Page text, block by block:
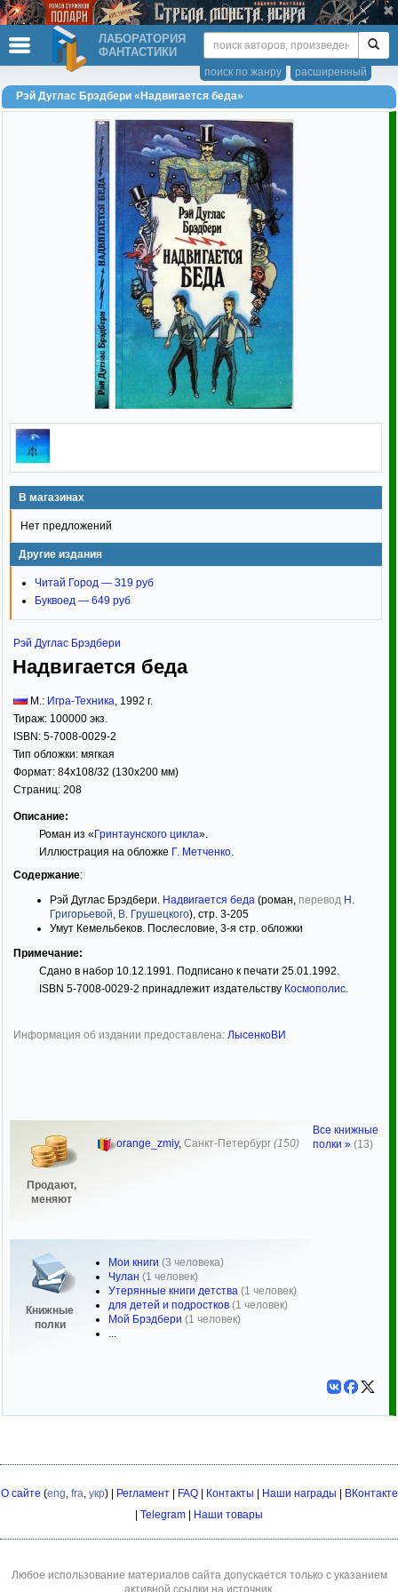
ЛАБОРАТОРИЯ
ФАНТАСТИКИ
расширенный
поиск по жанру
Рэй Дуглас Брэдбери «Надвигается беда»
В магазинах
Нет предложений
Другие издания
Читай Город — 319 руб
Буквоед — 649 руб
Рэй Дуглас Брэдбери
Надвигается беда
М.: Игра-Техника, 1992 г.
Тираж: 100000 экз.
ISBN: 5-7008-0029-2
Тип обложки: мягкая
Формат: 84x108/32 (130x200 мм)
Страниц: 208
Описание:
Роман из « Гринтаунского цикла».
Иллюстрация на обложке Г. Метченко.
Содержание:
Рэй Дуглас Брэдбери. Надвигается беда (роман, перевод Н.
Григорьевой, В. Грушецкого), стр. 3-205
Умут Кемельбеков. Послесловие, 3-я стр. обложки
Примечание:
Сдано в набор 10.12.1991. Подписано к печати 25.01.1992.
ISBN 5-7008-0029-2 принадлежит издательству Космополис.
Информация об издании предоставлена: ЛысенкоВИ
Продают,
меняют
orange_zmiy, Санкт-Петербург (150)
Книжные
полки
Мои книги (3 человека)
Чулан (1 человек)
Утерянные книги детства (1 человек)
для детей и подростков (1 человек)
Мой Брэдбери (1 человек)
...
Все книжные
полки » (13)
О сайте (eng, fra, укр) | Регламент| FAQ| Контакты Наши награды
ВКонтакте
Telegram Наши товары
Любое использование материалов сайта допускается только с указанием
активной ссылки на источник.